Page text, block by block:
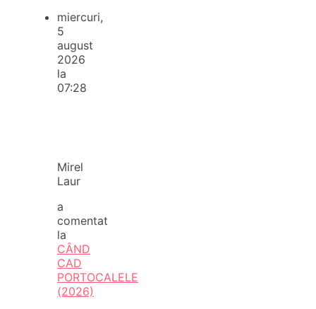
miercuri,
5
august
2026
la
07:28
Mirel
Laur
a
comentat
la
CÂND
CAD
PORTOCALELE
(2026)